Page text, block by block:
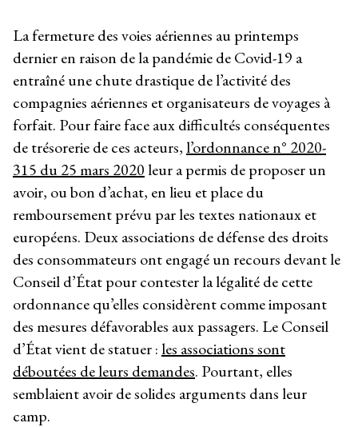
La fermeture des voies aériennes au printemps
dernier en raison de la pandémie de Covid-19 a
entraîné une chute drastique de l’activité des
compagnies aériennes et organisateurs de voyages à
forfait. Pour faire face aux difficultés conséquentes
de trésorerie de ces acteurs,l’ordonnance n° 2020-
315 du 25 mars 2020leur a permis de proposer un
avoir, ou bon d’achat, en lieu et place du
remboursement prévu par les textes nationaux et
européens. Deux associations de défense des droits
des consommateurs ont engagé un recours devant le
Conseil d’État pour contester la légalité de cette
ordonnance qu’elles considèrent comme imposant
des mesures défavorables aux passagers. Le Conseil
d’État vient de statuer :les associations sont
déboutées de leurs demandes. Pourtant, elles
semblaient avoir de solides arguments dans leur
camp.